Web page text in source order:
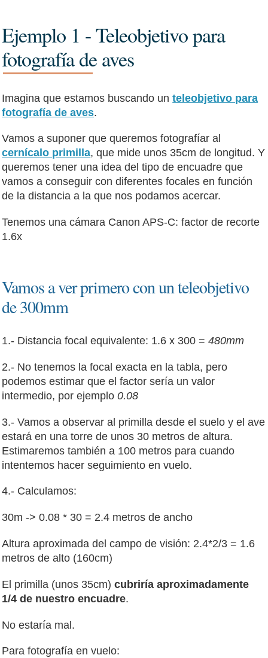
Ejemplo 1 - Teleobjetivo para
fotografía de aves
Imagina que estamos buscando unteleobjetivo para
fotografía de aves.
Vamos a suponer que queremos fotografíar al
cernícalo primilla, que mide unos 35cm de longitud. Y
queremos tener una idea del tipo de encuadre que
vamos a conseguir con diferentes focales en función
de la distancia a la que nos podamos acercar.
Tenemos una cámara Canon APS-C: factor de recorte
1.6x
Vamos a ver primero con un teleobjetivo
de 300mm
1.- Distancia focal equivalente: 1.6 x 300 =480mm
2.- No tenemos la focal exacta en la tabla, pero
podemos estimar que el factor sería un valor
intermedio, por ejemplo0.08
3.- Vamos a observar al primilla desde el suelo y el ave
estará en una torre de unos 30 metros de altura.
Estimaremos también a 100 metros para cuando
intentemos hacer seguimiento en vuelo.
4.- Calculamos:
30m -> 0.08 * 30 = 2.4 metros de ancho
Altura aproximada del campo de visión: 2.4*2/3 = 1.6
metros de alto (160cm)
El primilla (unos 35cm)cubriría aproximadamente
1/4 de nuestro encuadre.
No estaría mal.
Para fotografía en vuelo: